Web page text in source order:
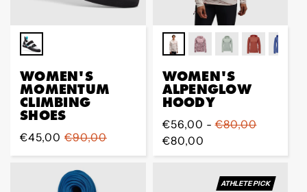
WOMEN'S
MOMENTUM
CLIMBING
SHOES
Sale
Preis
€45,00
Regular
Preis
€90,00
WOMEN'S
ALPENGLOW
HOODY
Regular
Preis
€56,00 -€80,00
€80,00
ATHLETE PICK